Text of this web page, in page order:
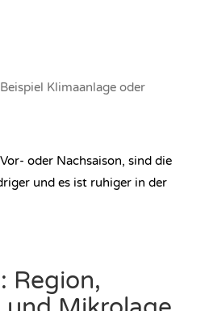
Klimaanlage oder
oder Nachsaison, sind die
und es ist ruhiger in der
Region,